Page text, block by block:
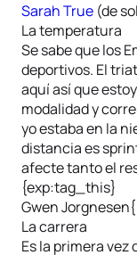
Sarah True (de
La temperatura
Se sabe que los
deportivos. El
aquí así que
modalidad y
yo estaba en la
distancia es
afecte tanto el
{exp:tag_this}
Gwen
La carrera
Es la primera vez